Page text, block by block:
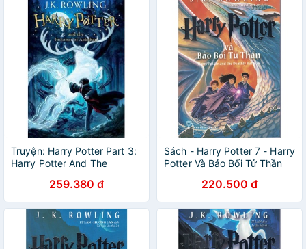
Truyện: Harry Potter Part 3:
Harry Potter And The
(Paperback) - Harry
259.380 đ
Sách - Harry Potter 7 - Harry
Potter Và Bảo Bối Tử Thần
220.500 đ